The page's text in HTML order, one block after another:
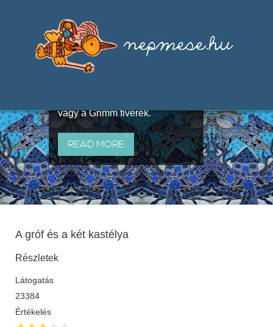
útján terjedő elbeszélésekből,
melyeket olyan ismert gyűjtők
állítottak össze, mint Benedek
vagy a Grimm fivérek.
READ MORE
A gróf és a két kastélya
Részletek
Látogatás
23384
Értékelés